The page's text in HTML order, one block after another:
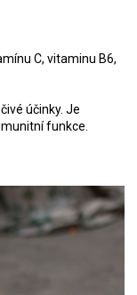
C, vitaminu B6,
účinky. Je
funkce.